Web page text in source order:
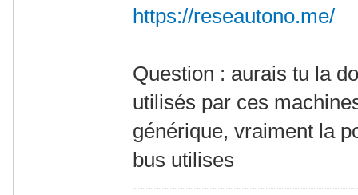
https://reseautono.me/
Question : aurais tu la
utilisés par ces
générique, vraiment la
bus utilises